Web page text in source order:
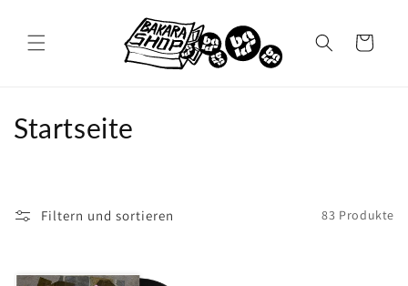
Inhalt
Warenkorb
K
g
Startseite
Filtern und sortieren 83 Produkte